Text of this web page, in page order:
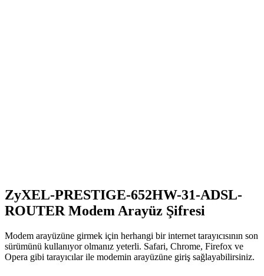
ZyXEL-PRESTIGE-652HW-31-ADSL-
ROUTER Modem Arayüz Şifresi
Modem arayüzüne girmek için herhangi bir internet tarayıcısının son
sürümünü kullanıyor olmanız yeterli. Safari, Chrome, Firefox ve
Opera gibi tarayıcılar ile modemin arayüzüne giriş sağlayabilirsiniz.